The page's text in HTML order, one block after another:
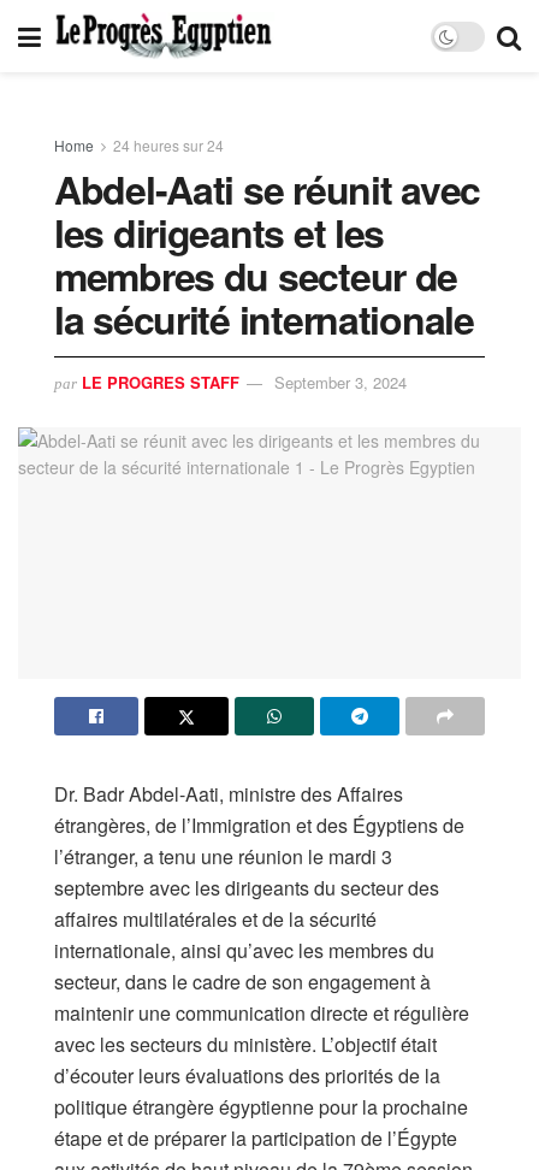
Home 24 heures sur 24
Abdel-Aati se réunit avec
les dirigeants et les
membres du secteur de
la sécurité internationale
par LE PROGRES STAFF September 3, 2024
Dr. Badr Abdel-Aati, ministre des Affaires
étrangères, de l’Immigration et des Égyptiens de
l’étranger, a tenu une réunion le mardi 3
septembre avec les dirigeants du secteur des
affaires multilatérales et de la sécurité
internationale, ainsi qu’avec les membres du
secteur, dans le cadre de son engagement à
maintenir une communication directe et régulière
avec les secteurs du ministère. L’objectif était
d’écouter leurs évaluations des priorités de la
politique étrangère égyptienne pour la prochaine
étape et de préparer la participation de l’Égypte